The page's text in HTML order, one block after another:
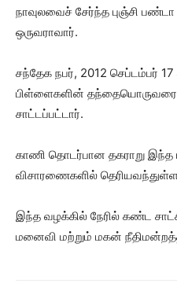
நாவுலவைச் சேர்ந்த புஞ்சி
ஒருவராவார்.
சந்தேக நபர், 2012 செப்டம்பர்
பிள்ளைகளின்
சாட்டப்பட்டார்.
காணி தொடர்பான தகராறு இந்த
விசாரணைகளில்
இந்த வழக்கில் நேரில் கண்ட
மனைவி மற்றும் மகன்